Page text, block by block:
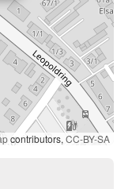
contributors,CC-BY-SA